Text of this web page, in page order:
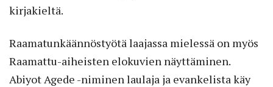
kirjakieltä.
Raamatunkäännöstyötä laajassa mielessä on myös
Raamattu-aiheisten elokuvien näyttäminen.
Abiyot Agede -niminen laulaja ja evankelista käy